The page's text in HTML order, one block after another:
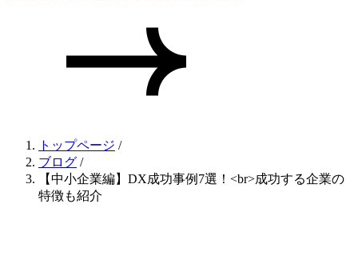
トップページ /
ブログ /
【中小企業編】DX成功事例7選！<br>成功する企業の
特徴も紹介